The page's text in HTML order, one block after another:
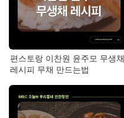
편스토랑 이찬원 윤주모 무생채
레시피 무채 만드는법